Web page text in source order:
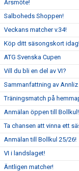
Årsmöte!
Salboheds Shoppen!
Veckans matcher v.34!
Köp ditt säsongskort
ATG Svenska Cupen
Vill du bli en del av VI?
Sammanfattning av Annliz
Träningsmatch på
Anmälan öppen till Bollkul!
Ta chansen att vinna ett
Anmälan till Bollkul 25/26!
VI i landslaget!
Äntligen matcher!